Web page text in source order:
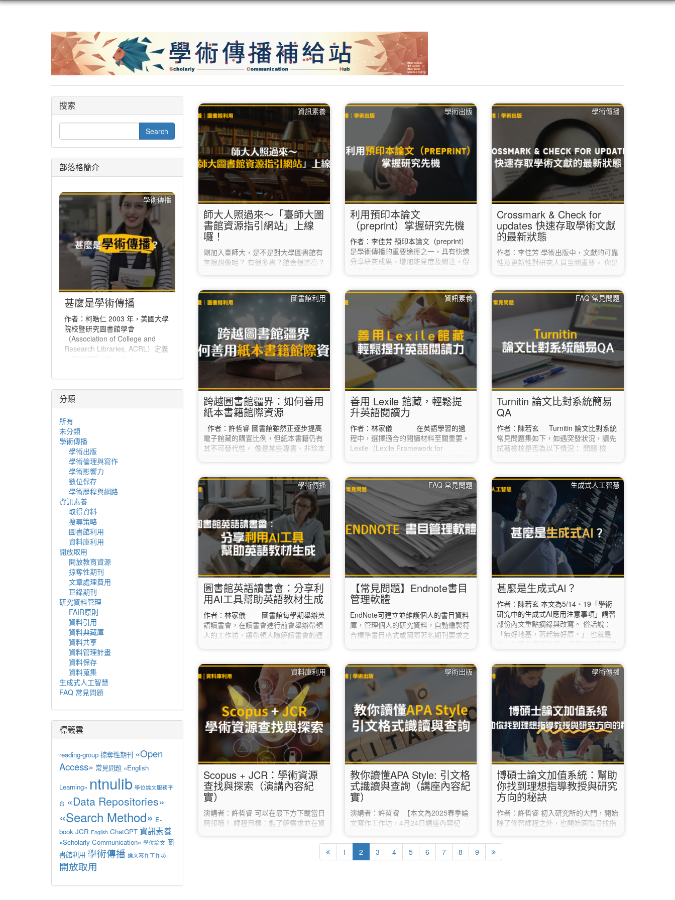
資訊素養
師大人照過來～「臺師大圖
書館資源指引網站」上線
囉！
剛加入臺師大，是不是對大學圖書館有
無限想像呢？ 有很多書？館舍很漂亮？
書館嗎？ 我們幫您分門別類，在「臺師
大圖書館資源指引網站」中，包含： 圖
書館新手村：臺師大新生、新老師、新
職員必讀！ 我「讀」自升級：想充實自
我或找夥伴一起升級看這裡！ 啟發無限
學術力：一起燃燒你的「學術研究」小
宇宙！ 學科資源在這裡：去找吧！我把
所有的「資源寶藏」都放在這裡了。…
學術出版
利用預印本論文
（preprint）掌握研究先機
作者：李佳芳 預印本論文（preprint）
是學術傳播的重要途徑之一，具有快速
分享研究成果、增加能見度及關注，促
文是指研究人員（論文作者）在公開的
預印本伺服器（preprint server）上發
表的研究成果。 和一般期刊論文最大的
差別是，多數預印本論文在上傳到伺服
器時，還沒有通過同儕審查（peer
review）的程序（潘璿安，2022）。…
學術傳播
Crossmark & Check for
updates 快速存取學術文獻
的最新狀態
作者：李佳芳 學術出版中，文獻的可靠
性及更新性對研究人員至關重要。 你是
不前，隨時間推移而發展變化，即使文
獻出版後，文獻仍會透過補充數據、更
正、撤回通知而進行更新。 透過
CrossMark的「Check for Updates」
標準視覺化按鈕，幫助研究人員快速存
取學術文獻的最新狀態，確保文獻的可
信度。 什麼是Crossmark？
CrossMark 是一種由CrossRef…
圖書館利用
跨越圖書館疆界：如何善用
紙本書籍館際資源
作者：許哲睿 圖書館雖然正逐步提高
電子館藏的購置比例，但紙本書籍仍有
其不可替代性。 像是某些專書、非珍本
您獲取資源的首選時，我們要如何更有
效地利用書籍的館際合作服務來幫助您
取得所需資料呢？ 接下來，我們將綜合
考量紙本資源取得的方便性、利用的急
迫性，以及是否願意為取得資源支付費
用等因素，為您提供通盤性的建議步驟
與注意事項說明。 步驟一：確認本館
是否有您需要的紙本資源 本校圖書館為
教職員生提供便利的資源查詢管道。…
資訊素養
善用 Lexile 館藏，輕鬆提
升英語閱讀力
作者：林家儀 在英語學習的過
程中，選擇適合的閱讀材料至關重要。
Lexile（Lexile Framework for
過這個系統，讀者可以輕鬆找到適合自
己水平的書籍，從而更高效地提升英語
能力。 什麼是 Lexile？ Lexile 是一種
科學化的閱讀測量工具，由美國的教育
研究機構開發。它通過分析文本的詞彙
難度和句子結構，為每本書或文章分配
一個 Lexile 分數，同時也可以評估讀者
的閱讀能力。 Lexile…
FAQ 常見問題
Turnitin 論文比對系統簡易
QA
作者：陳若玄 Turnitin 論文比對系統
常見問題集如下，如遇突發狀況，請先
試著檢核是否為以下情況： 問題 檢
能，輸入申請時提供的email。若仍無
法回帳號，請將您的姓名、申請時提供
的email等資訊，寄至本文末信箱。 前
陣子成功登入，這次登入被要求修改密
碼？ 考量資訊安全，系統會依據密碼安
全性不足、過久未更換密碼等規則，抽
測帳號安全性，及要求修改密碼，避免
帳號遭盜用。 論文相似度比對結果的畢
業標準是多少？…
學術傳播
圖書館英語讀書會：分享利
用AI工具幫助英語教材生成
作者：林家儀 圖書館每學期舉辦英
語讀書會，在讀書會進行前會舉辦帶領
人的工作坊，讓帶領人瞭解讀書會的運
包括如何讓不同程度的參與者都能融入
討論。老師特別推薦了四種工具：
Canva、ChatGPT、Grammarly 與
Diffit，幫助帶領人製作高效且有趣的閱
讀教材。 Canva：視覺化教材設計
Canva 是一款強大的平面設計工
具，為用戶提供了數千種模板，從簡報
到海報應有盡有。教育工作者可以使用
FAQ 常見問題
【常見問題】Endnote書目
管理軟體
EndNote可建立並維護個人的書目資料
庫，管理個人的研究資料，自動編製符
合標準書目格式或國際著名期刊要求之
於查閱書目文獻、修改引用格式或上課
開立參考書單等均很方便，是一套高效
能之論文寫作和個人資訊/知識管理工
具。 Q1：請問我要去哪裡下載
Endnote呢？…
生成式人工智慧
甚麼是生成式AI？
作者：陳若玄 本文為5/14、19「學術
研究中的生成式AI應用注意事項」講習
部份內文重點摘錄與改寫。 俗話說：
「無好地基，著起無好厝。」 也就是
良好與豐碩的成果。在生成式AI應用上
也是相同的道理，若我們不明白甚麼是
生成式AI，諸如它的定義、訓練過程、
技術概念、特性、運作邏輯等，不明白
它的結果是如何產生的，那麼我們也就
無法妥善利用這項技術，協助自己創造
更好的成果。…
資料庫利用
Scopus + JCR：學術資源
查找與探索（演講內容紀
實）
演講者：許哲睿 可以在最下方下載當日
簡報哦！ 課程目標：能了解需求並在資
學術出版
教你讀懂APA Style: 引文格
式識讀與查詢（講座內容紀
實）
演講者：許哲睿 【本文為2025春季論
文寫作工作坊，4月24日講座內容紀
哦！】 引文格式就像是積木，由作者、
年代、文章篇名等組成元件構成。因
此，只要看懂其中的組成元件，選取合
學術傳播
博碩士論文加值系統：幫助
你找到理想指導教授與研究
方向的秘訣
作者：許哲睿 初入研究所的大門，開始
除了修習課程之外，也開始面臨尋找指
同，簽訂指導同意書的時間點也不盡相
式之外，尤其要考慮的事情是指導老師
1 2 3 4 5 6 7 8 9
搜索
部落格簡介
學術傳播
甚麼是學術傳播
作者：柯皓仁 2003 年，美國大學
院校暨研究圖書館學會
（Association of College and
Research Libraries, ACRL）定義
統，經由該系統創建研究和其他學
術著作、評估品質、傳播於學術社
群、並保存以備未來所使用」。學
術傳播也可說是學者分享與出版研
究發現、使研究發現能夠廣為學術
社群或更多人能取得的程序。
分類
所有
未分類
學術傳播
學術出版
學術倫理與寫作
學術影響力
數位保存
學術歷程與網路
資訊素養
取得資料
搜尋策略
圖書館利用
資料庫利用
開放取用
開放教育資源
掠奪性期刊
文章處理費用
巨錄期刊
研究資料管理
FAIR原則
資料引用
資料典藏庫
資料共享
資料管理計畫
資料保存
資料蒐集
生成式人工智慧
FAQ 常見問題
標籤雲
reading-group 掠奪性期刊 «Open
Access» 常見問題 «English
Learning» ntnulib 學位論文服務平
台 «Data Repositories»
«Search Method» E-
book JCR English ChatGPT 資訊素養
«Scholarly Communication» 學位論文 圖
書館利用 學術傳播 論文寫作工作坊
開放取用